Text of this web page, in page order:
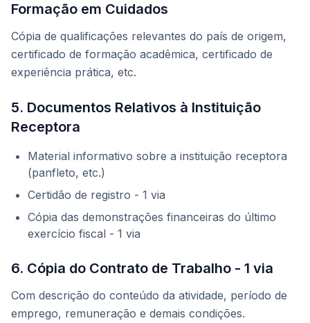
Formação em Cuidados
Cópia de qualificações relevantes do país de origem,
certificado de formação acadêmica, certificado de
experiência prática, etc.
5. Documentos Relativos à Instituição
Receptora
Material informativo sobre a instituição receptora
(panfleto, etc.)
Certidão de registro - 1 via
Cópia das demonstrações financeiras do último
exercício fiscal - 1 via
6. Cópia do Contrato de Trabalho - 1 via
Com descrição do conteúdo da atividade, período de
emprego, remuneração e demais condições.